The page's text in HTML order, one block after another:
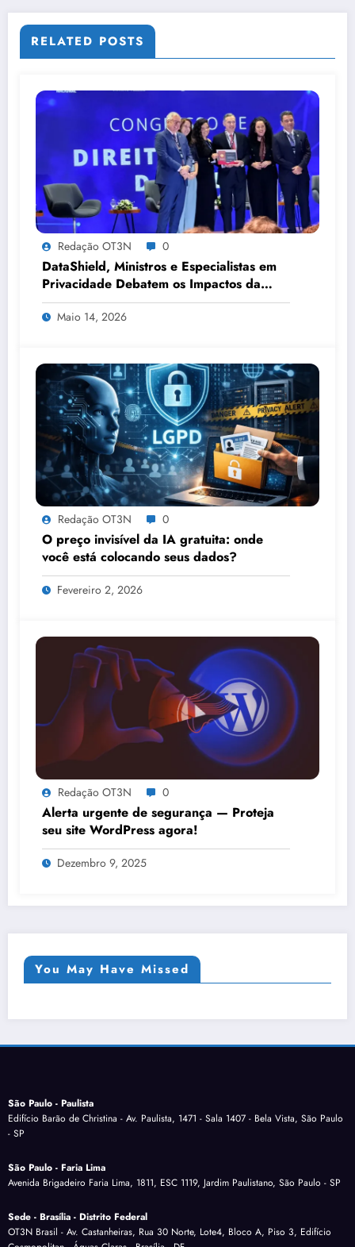
RELATED POSTS
Redação OT3N 0
DataShield, Ministros e Especialistas em
Privacidade Debatem os Impactos da
Tecnologia, IA e Proteção de Dados no
Congresso de Direito Digital da OAB
Maio 14, 2026
Redação OT3N 0
O preço invisível da IA gratuita: onde
você está colocando seus dados?
Fevereiro 2, 2026
Redação OT3N 0
Alerta urgente de segurança — Proteja
seu site WordPress agora!
Dezembro 9, 2025
You May Have Missed
São Paulo - Paulista
Edifício Barão de Christina - Av. Paulista, 1471 - Sala 1407 - Bela Vista, São Paulo
- SP
São Paulo - Faria Lima
Avenida Brigadeiro Faria Lima, 1811, ESC 1119, Jardim Paulistano, São Paulo - SP
Sede - Brasília - Distrito Federal
OT3N Brasil - Av. Castanheiras, Rua 30 Norte, Lote4, Bloco A, Piso 3, Edifício